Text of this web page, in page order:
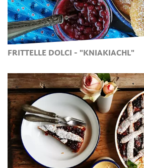
FRITTELLE DOLCI - "KNIAKIACHL"